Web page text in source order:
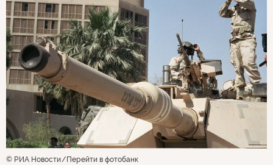
© РИА Новости Перейти в фотобанк